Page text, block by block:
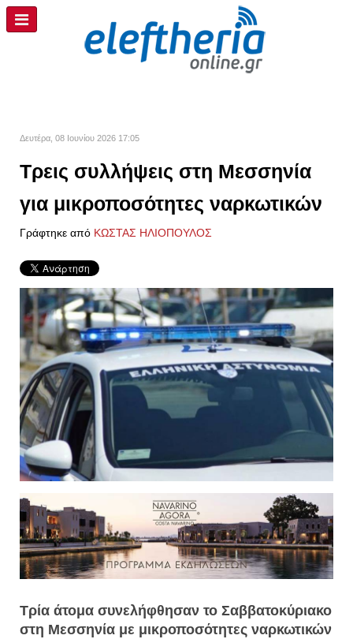
Δευτέρα, 08 Ιουνίου 2026 17:05
Τρεις συλλήψεις στη Μεσσηνία
για μικροποσότητες ναρκωτικών
Γράφτηκε από ΚΩΣΤΑΣ ΗΛΙΟΠΟΥΛΟΣ
Τρία άτομα συνελήφθησαν το Σαββατοκύριακο
στη Μεσσηνία με μικροποσότητες ναρκωτικών